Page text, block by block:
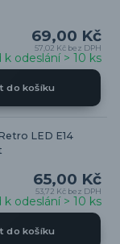
69,00 Kč
57,02 Kč bez DPH
k odeslání > 10 ks
do košíku
LED E14
65,00 Kč
53,72 Kč bez DPH
k odeslání > 10 ks
do košíku